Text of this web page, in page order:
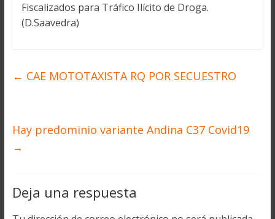
Fiscalizados para Tráfico Ilícito de Droga.
(D.Saavedra)
← CAE MOTOTAXISTA RQ POR SECUESTRO
Hay predominio variante Andina C37 Covid19
→
Deja una respuesta